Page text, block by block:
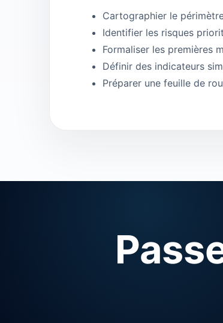
Cartographier le
Identifier les risques
Formaliser les premières
Définir des indicateurs
Préparer une feuille de